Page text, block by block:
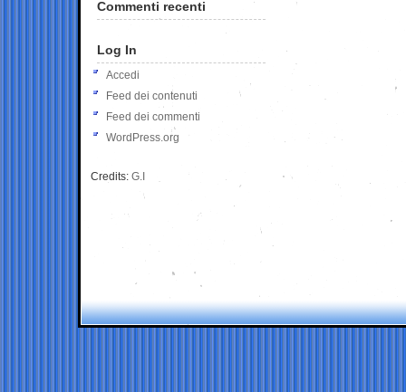
Commenti recenti
Log In
Accedi
Feed dei contenuti
Feed dei commenti
WordPress.org
Credits: G.I